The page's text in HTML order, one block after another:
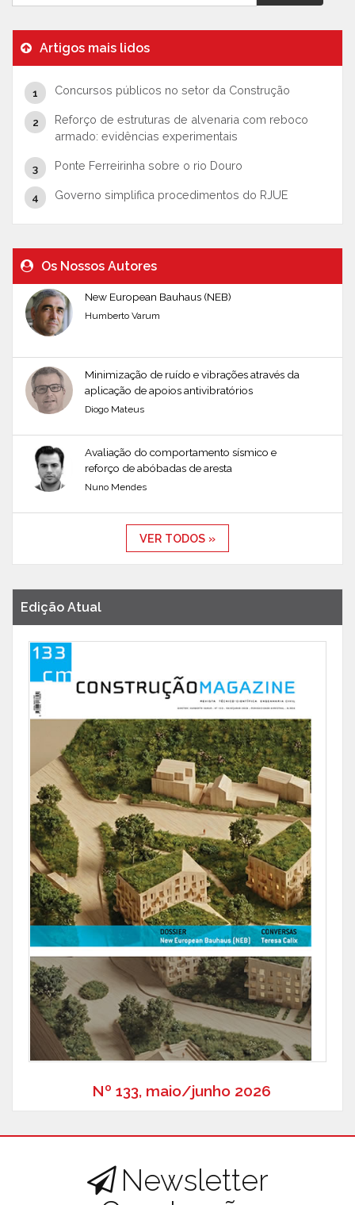
Artigos mais lidos
Concursos públicos no setor da Construção
Reforço de estruturas de alvenaria com reboco
armado: evidências experimentais
Ponte Ferreirinha sobre o rio Douro
Governo simplifica procedimentos do RJUE
Os Nossos Autores
New European Bauhaus (NEB)
Humberto Varum
Minimização de ruído e vibrações através da
aplicação de apoios antivibratórios
Diogo Mateus
Avaliação do comportamento sísmico e
reforço de abóbadas de aresta
Nuno Mendes
VER TODOS »
Edição Atual
Nº 133, maio/junho 2026
Newsletter